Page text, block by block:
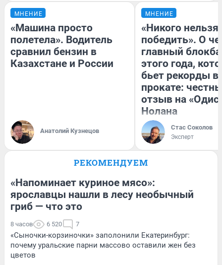
МНЕНИЕ
«Машина просто
полетела». Водитель
сравнил бензин в
Казахстане и России
Анатолий Кузнецов
МНЕНИЕ
«Никого нельзя
победить». О
главный
этого года,
бьет рекорды в
прокате:
отзыв на
Нолана
Стас Соколов
Эксперт
РЕКОМЕНДУЕМ
«Напоминает куриное мясо»:
ярославцы нашли в лесу необычный
гриб — что это
8 часов 6 520 7
«Сыночки-корзиночки» заполонили Екатеринбург:
почему уральские парни массово оставили жен без
цветов